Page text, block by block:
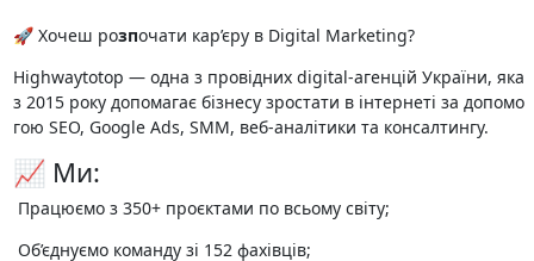
🚀 Хочеш розпочати кар’єру в Digital Marketing?
Highwaytotop — одна з провідних digital-агенцій України, яка
з 2015 року допомагає бізнесу зростати в інтернеті за допомо
гою SEO, Google Ads, SMM, веб-аналітики та консалтингу.
📈 Ми:
️ Працюємо з 350+ проєктами по всьому світу;
️ Об’єднуємо команду зі 152 фахівців;